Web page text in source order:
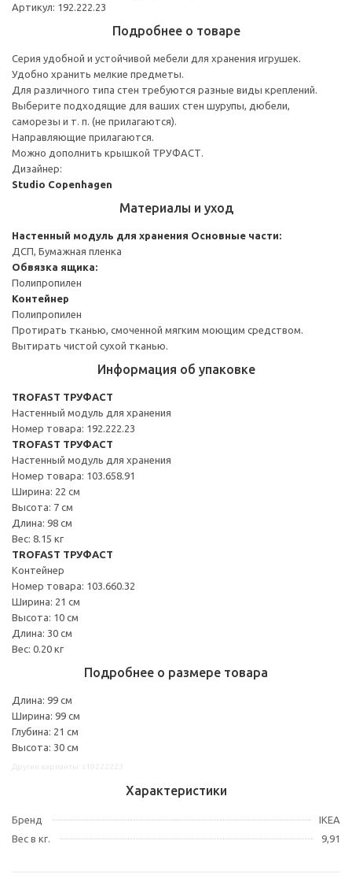
Артикул: 192.222.23
Подробнее о товаре
Серия удобной и устойчивой мебели для хранения игрушек.
Удобно хранить мелкие предметы.
Для различного типа стен требуются разные виды креплений.
Выберите подходящие для ваших стен шурупы, дюбели,
саморезы и т. п. (не прилагаются).
Направляющие прилагаются.
Можно дополнить крышкой ТРУФАСТ.
Дизайнер:
Studio Copenhagen
Материалы и уход
Настенный модуль для хранения Основные части:
ДСП, Бумажная пленка
Обвязка ящика:
Полипропилен
Контейнер
Полипропилен
Протирать тканью, смоченной мягким моющим средством.
Вытирать чистой сухой тканью.
Информация об упаковке
TROFAST ТРУФАСТ
Настенный модуль для хранения
Номер товара: 192.222.23
TROFAST ТРУФАСТ
Настенный модуль для хранения
Номер товара: 103.658.91
Ширина: 22 см
Высота: 7 см
Длина: 98 см
Вес: 8.15 кг
TROFAST ТРУФАСТ
Контейнер
Номер товара: 103.660.32
Ширина: 21 см
Высота: 10 см
Длина: 30 см
Вес: 0.20 кг
Подробнее о размере товара
Длина: 99 см
Ширина: 99 см
Глубина: 21 см
Высота: 30 см
Характеристики
Бренд
IKEA
Вес в кг.
9,91